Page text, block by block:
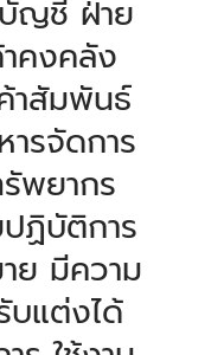
บัญชี ฝ่าย
คงคลัง
าสัมพันธ์
รจัดการ
พยากร
ฏิบัติการ
ย มีความ
บแต่งได้